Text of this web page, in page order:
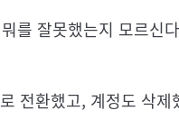
를 잘못했는지 모르신
전환했고, 계정도 삭제